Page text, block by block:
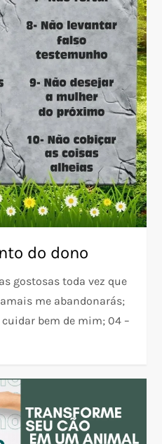
do dono
gostosas toda vez que
me abandonarás;
bem de mim; 04 –